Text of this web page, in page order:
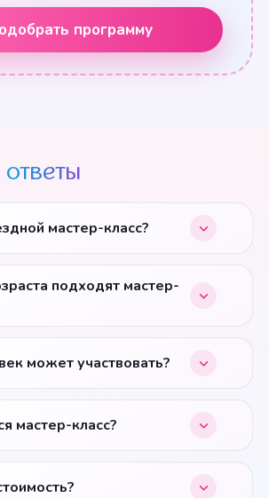
программу
ответы
мастер-класс?
подходят мастер-
может участвовать?
мастер-класс?